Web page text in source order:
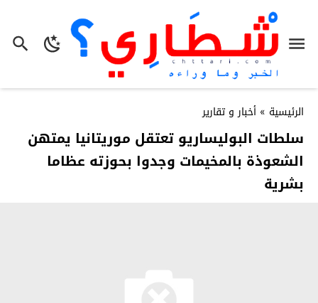
الرئيسية » أخبار و تقارير
سلطات البوليساريو تعتقل موريتانيا يمتهن
الشعوذة بالمخيمات وجدوا بحوزته عظاما
بشرية